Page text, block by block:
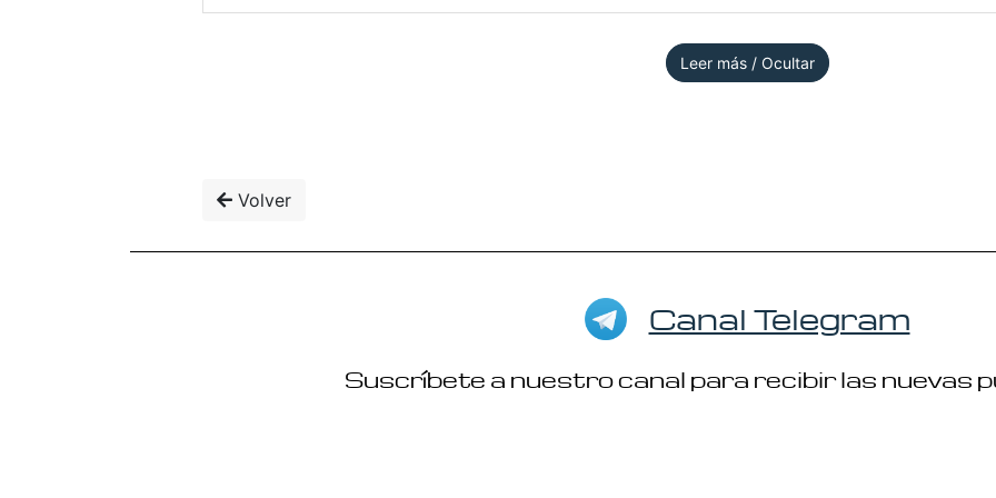
Leer más / Ocultar
Volver
Canal Telegram
Suscríbete a nuestro canal para recibir las nuevas